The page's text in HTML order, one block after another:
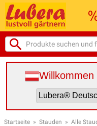
Startseite » Stauden » Alle